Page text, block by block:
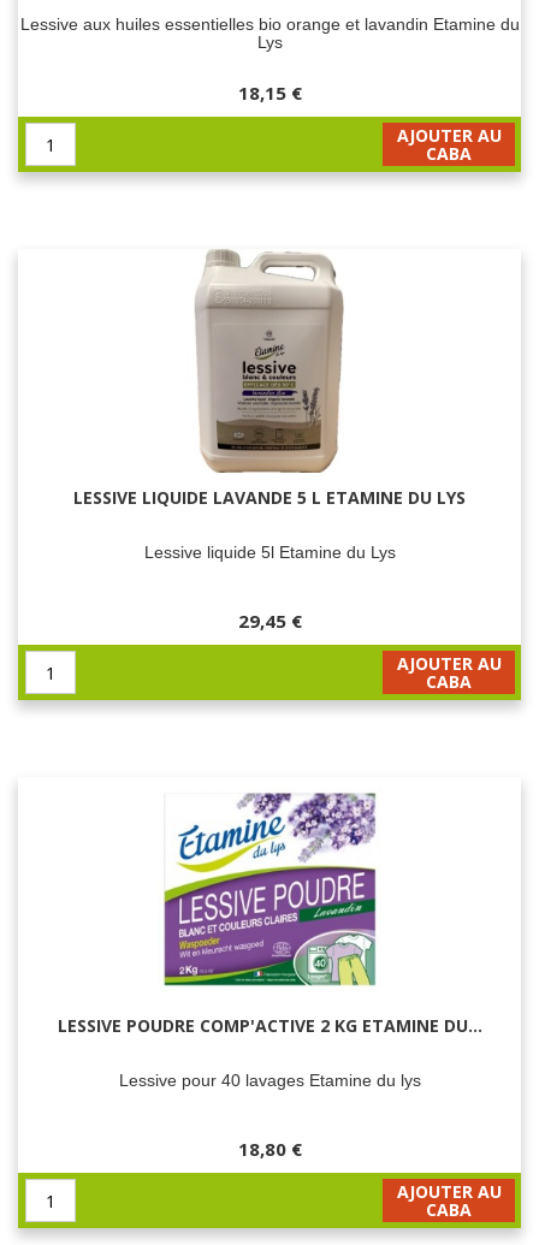
Lessive aux huiles essentielles bio orange et lavandin Etamine du
Lys
18,15 €
AJOUTER AU
CABA
LESSIVE LIQUIDE LAVANDE 5 L ETAMINE DU LYS
Lessive liquide 5l Etamine du Lys
29,45 €
AJOUTER AU
CABA
LESSIVE POUDRE COMP'ACTIVE 2 KG ETAMINE DU...
Lessive pour 40 lavages Etamine du lys
18,80 €
AJOUTER AU
CABA